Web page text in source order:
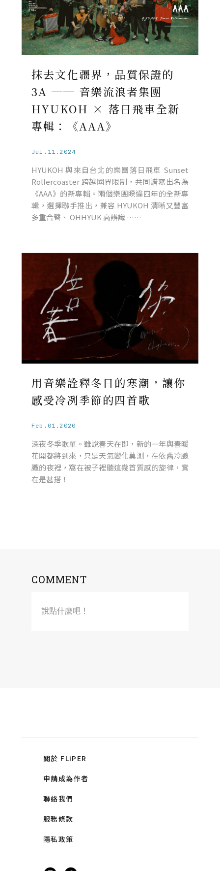
抹去文化疆界，品質保證的
3A ── 音樂流浪者集團
HYUKOH × 落日飛車全新
專輯：《AAA》
Jul.11.2024
HYUKOH 與來自台北的樂團落日飛車 Sunset
Rollercoaster 跨越國界限制，共同譜寫出名為
《AAA》的新專輯。兩個樂團睽違四年的全新專
輯，選擇聯手推出，兼容 HYUKOH 清晰又豐富
多重合聲、 OHHYUK 高辨識 ……
用音樂詮釋冬日的寒潮，讓你
感受冷冽季節的四首歌
Feb.01.2020
深夜冬季歌單。雖說春天在即，新的一年與春暖
花開都將到來，只是天氣變化莫測，在依舊冷颼
颼的夜裡，窩在被子裡聽這幾首質感的旋律，實
在是甚搭！
COMMENT
說點什麼吧！
關於 FLiPER
申請成為作者
聯絡我們
服務條款
隱私政策